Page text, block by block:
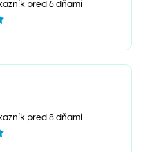
pred 6 dňami
pred 8 dňami